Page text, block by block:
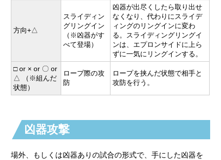
方向+△
スライディン
グリングイン
（※凶器がす
べて登場）
凶器が出尽くしたら取り出せ
なくなり、代わりにスライデ
ィングのリングインに変わ
る。スライディングリングイ
ンは、エプロンサイドに上ら
ずに一気にリングインする。
□ or × or 〇 or
△ （※組んだ
状態）
ロープ際の攻
防
ロープを挟んだ状態で相手と
攻防を行う。
凶器攻撃
場外、もしくは凶器ありの試合の形式で、手にした凶器を